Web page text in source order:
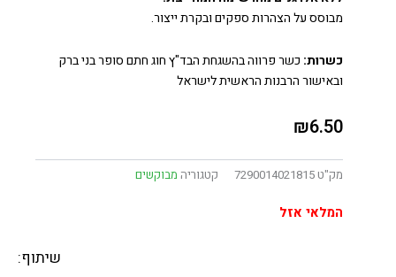
מבוסס על הצהרות ספקים ובקרת ייצור.
כשרות:כשר פרווה בהשגחת הבד"ץ חוג חתם סופר בני ברק
ובאישור הרבנות הראשית לישראל
₪6.50
מק"ט7290014021815 קטגוריהמבוקשים
המלאי אזל
שיתוף: